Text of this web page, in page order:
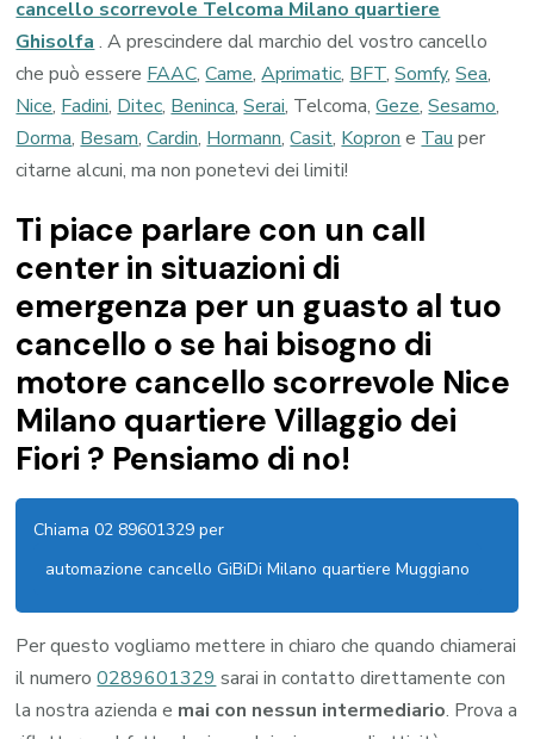
cancello scorrevole Telcoma Milano quartiere
Ghisolfa . A prescindere dal marchio del vostro cancello
che può essere FAAC,Came,Aprimatic, BFT,Somfy,Sea,
Nice, Fadini, Ditec, Beninca,Serai, Telcoma,Geze,Sesamo,
Dorma, Besam,Cardin, Hormann,Casit, Kopron e Tau per
citarne alcuni, ma non ponetevi dei limiti!
Ti piace parlare con un call
center in situazioni di
emergenza per un guasto al tuo
cancello o se hai bisogno di
motore cancello scorrevole Nice
Milano quartiere Villaggio dei
Fiori ? Pensiamo di no!
Chiama 02 89601329 per
automazione cancello GiBiDi Milano quartiere Muggiano
Per questo vogliamo mettere in chiaro che quando chiamerai
il numero0289601329sarai in contatto direttamente con
la nostra azienda e mai con nessun intermediario. Prova a